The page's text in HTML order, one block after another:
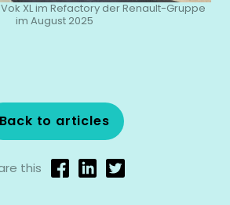
XL im Refactory der Renault-Gruppe
im August 2025
Back to articles
this